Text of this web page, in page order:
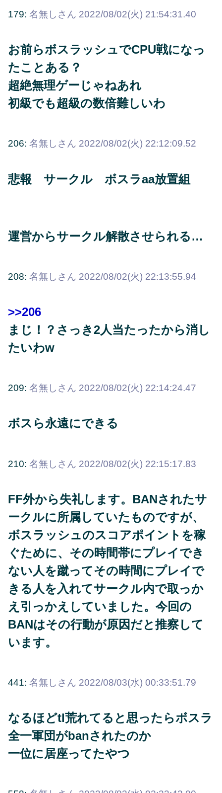
179: 名無しさん 2022/08/02(火) 21:54:31.40
お前らボスラッシュでCPU戦になっ
たことある？
超絶無理ゲーじゃねあれ
初級でも超級の数倍難しいわ
206: 名無しさん 2022/08/02(火) 22:12:09.52
悲報 サークル ボスラaa放置組
運営からサークル解散させられる…
208: 名無しさん 2022/08/02(火) 22:13:55.94
>>206
まじ！？さっき2人当たったから消し
たいわw
209: 名無しさん 2022/08/02(火) 22:14:24.47
ボスら永遠にできる
210: 名無しさん 2022/08/02(火) 22:15:17.83
FF外から失礼します。BANされたサ
ークルに所属していたものですが、
ボスラッシュのスコアポイントを稼
ぐために、その時間帯にプレイでき
ない人を蹴ってその時間にプレイで
きる人を入れてサークル内で取っか
え引っかえしていました。今回の
BANはその行動が原因だと推察して
います。
441: 名無しさん 2022/08/03(水) 00:33:51.79
なるほどtl荒れてると思ったらボスラ
全一軍団がbanされたのか
一位に居座ってたやつ